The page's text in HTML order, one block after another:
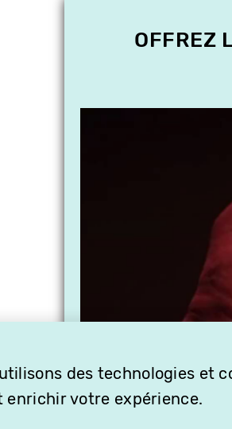
des technologies et
enrichir votre expérience.
OFFREZ